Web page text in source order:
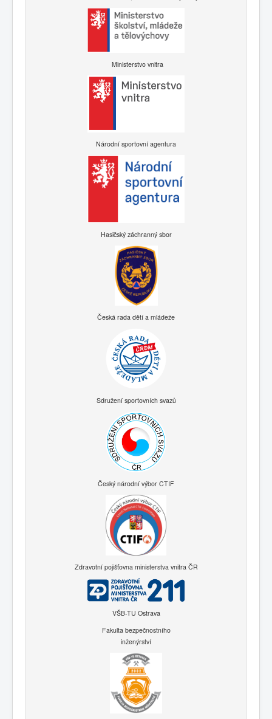
Ministerstvo vnitra
Národní sportovní agentura
Hasičský záchranný sbor
Česká rada dětí a mládeže
Sdružení sportovních svazů
Český národní výbor CTIF
Zdravotní pojišťovna ministerstva vnitra ČR
VŠB-TU Ostrava
Fakulta bezpečnostního
inženýrství